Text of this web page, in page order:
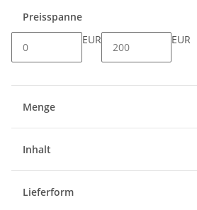
Preisspanne
EUR
EUR
Menge
Inhalt
Lieferform